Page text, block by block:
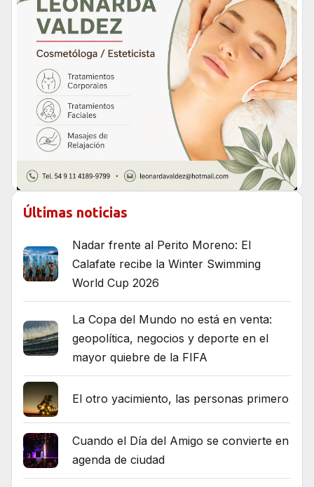
Últimas noticias
Nadar frente al Perito Moreno: El
Calafate recibe la Winter Swimming
World Cup 2026
La Copa del Mundo no está en venta:
geopolítica, negocios y deporte en el
mayor quiebre de la FIFA
El otro yacimiento, las personas primero
Cuando el Día del Amigo se convierte en
agenda de ciudad